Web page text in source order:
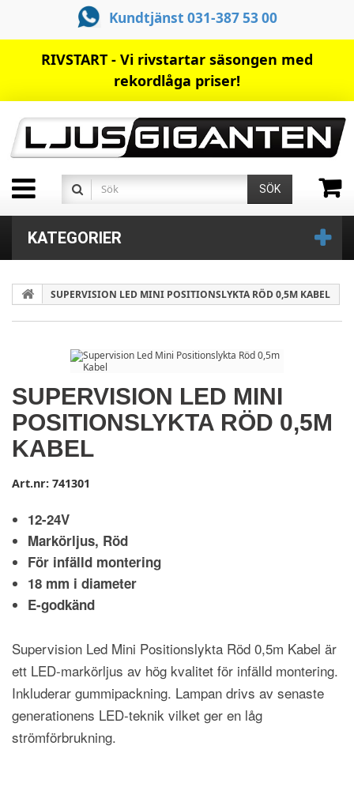
Kundtjänst 031-387 53 00
RIVSTART - Vi rivstartar säsongen med
rekordlåga priser!
SÖK
KATEGORIER
SUPERVISION LED MINI POSITIONSLYKTA RÖD 0,5M KABEL
SUPERVISION LED MINI
POSITIONSLYKTA RÖD 0,5M
KABEL
Art.nr: 741301
12-24V
Markörljus, Röd
För infälld montering
18 mm i diameter
E-godkänd
Supervision Led Mini Positionslykta Röd 0,5m Kabel är
ett LED-markörljus av hög kvalitet för infälld montering.
Inkluderar gummipackning. Lampan drivs av senaste
generationens LED-teknik vilket ger en låg
strömförbrukning.